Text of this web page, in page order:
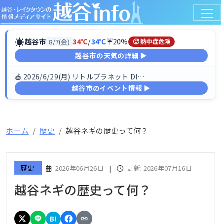
☀越谷市 8/7(金) 34℃/34℃☔20% 🥵 熱中症危険
越谷市の天気の詳細 ▶
🎪 2026/6/29(月) リトルプラネット DINO FESTIV…
越谷市のイベント情報 ▶
ホーム 歴史 越谷ネギの歴史って何？
歴史 2026年06月26日 | 更新: 2026年07月16日
越谷ネギの歴史って何？
B!